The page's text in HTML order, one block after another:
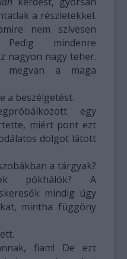
a részletekkel.
nem szívesen
Pedig mindenre
nagyon nagy teher.
megvan a maga
a beszélgetést.
egy
miért pont ezt
dolgot látott
a tárgyak?
pókhálók? A
mindig úgy
mintha függöny
fiam! De ezt